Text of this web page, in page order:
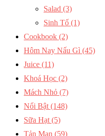
Salad (3)
Sinh Tố (1)
Cookbook (2)
Hôm Nay Nấu Gì (45)
Juice (11)
Khoá Học (2)
Mách Nhỏ (7)
Nổi Bật (148)
Sữa Hạt (5)
Tản Mạn (59)